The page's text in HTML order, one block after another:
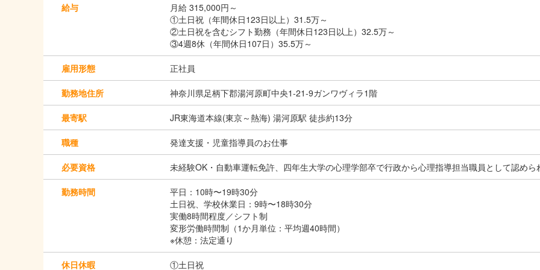
給与
月給 315,000円～
①土日祝（年間休日123日以上）31.5万～
②土日祝を含むシフト勤務（年間休日123日以上）32.5万～
③4週8休（年間休日107日）35.5万～
雇用形態 正社員
勤務地住所 神奈川県足柄下郡湯河原町中央1-21-9ガンワヴィラ1階
最寄駅 JR東海道本線(東京～熱海) 湯河原駅 徒歩約13分
職種 発達支援・児童指導員のお仕事
必要資格 未経験OK・自動車運転免許、四年生大学の心理学部卒で行政から心理指導担当職員として認めら
勤務時間
平日：10時〜19時30分
土日祝、学校休業日：9時〜18時30分
実働8時間程度／シフト制
変形労働時間制（1か月単位：平均週40時間）
※休憩：法定通り
休日休暇 ①土日祝